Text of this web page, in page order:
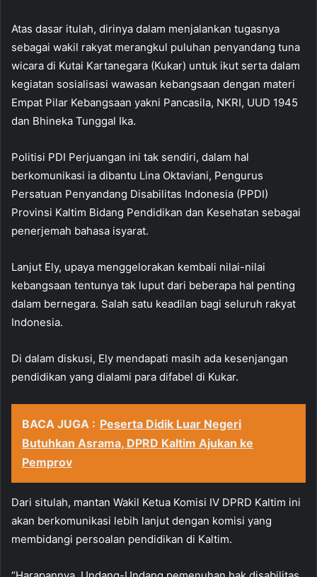
Atas dasar itulah, dirinya dalam menjalankan tugasnya
sebagai wakil rakyat merangkul puluhan penyandang tuna
wicara di Kutai Kartanegara (Kukar) untuk ikut serta dalam
kegiatan sosialisasi wawasan kebangsaan dengan materi
Empat Pilar Kebangsaan yakni Pancasila, NKRI, UUD 1945
dan Bhineka Tunggal Ika.
Politisi PDI Perjuangan ini tak sendiri, dalam hal
berkomunikasi ia dibantu Lina Oktaviani, Pengurus
Persatuan Penyandang Disabilitas Indonesia (PPDI)
Provinsi Kaltim Bidang Pendidikan dan Kesehatan sebagai
penerjemah bahasa isyarat.
Lanjut Ely, upaya menggelorakan kembali nilai-nilai
kebangsaan tentunya tak luput dari beberapa hal penting
dalam bernegara. Salah satu keadilan bagi seluruh rakyat
Indonesia.
Di dalam diskusi, Ely mendapati masih ada kesenjangan
pendidikan yang dialami para difabel di Kukar.
BACA JUGA : Peserta Didik Luar Negeri
Butuhkan Asrama, DPRD Kaltim Ajukan ke
Pemprov
Dari situlah, mantan Wakil Ketua Komisi IV DPRD Kaltim ini
akan berkomunikasi lebih lanjut dengan komisi yang
membidangi persoalan pendidikan di Kaltim.